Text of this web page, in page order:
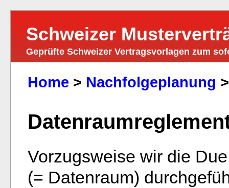
Schweizer
Geprüfte Schweizer Vertragsvorlagen zum
Home > Nachfolgeplanung
Vorzugsweise wir die
(= Datenraum)